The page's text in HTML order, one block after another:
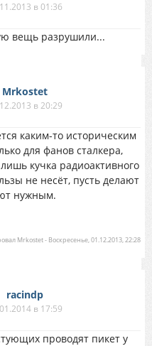
в 01:36
вещь разрушили...
Mrkostet
в 20:29
каким-то историческим
для фанов сталкера,
кучка радиоактивного
не несёт, пусть делают
нужным.
Mrkostet- Воскресенье, 01.12.2013, 22:28
racindp
в 17:59
проводят пикет у